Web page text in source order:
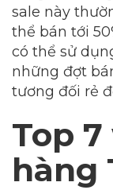
sale này
thể bán tới
có thể sử
những đợt
tương đối rẻ
Top
hàng